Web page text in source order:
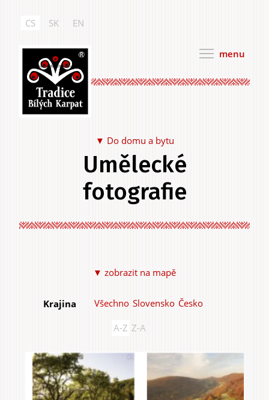
obsahu
Tradice Bílých Karpat
menu
CS SK EN
Do domu a bytu
Jídlo a pití
Na sebe
Umělecké
fotografie
▼ zobrazit na mapě
Krajina Všechno Slovensko Česko
A-Z Z-A